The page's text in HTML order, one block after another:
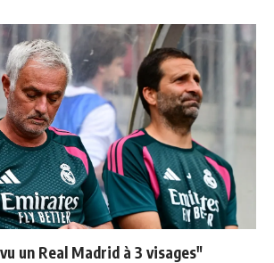
un Real Madrid à 3 visages"